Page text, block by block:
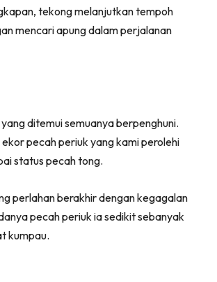
tekong melanjutkan tempoh
mencari apung dalam perjalanan
ditemui semuanya berpenghuni.
pecah periuk yang kami perolehi
status pecah tong.
perlahan berakhir dengan kegagalan
pecah periuk ia sedikit sebanyak
kumpau.